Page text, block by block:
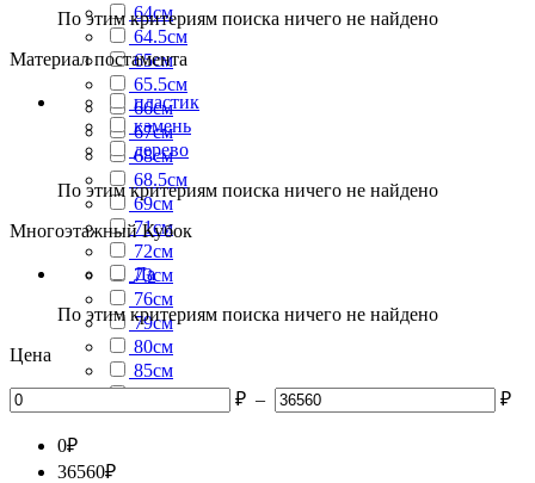
64см
64.5см
65см
65.5см
66см
67см
68см
68.5см
69см
71см
72см
73см
76см
79см
80см
85см
87см
По этим критериям поиска ничего не найдено
Материал постамента
пластик
камень
дерево
По этим критериям поиска ничего не найдено
Многоэтажный Кубок
Да
По этим критериям поиска ничего не найдено
Цена
₽ – ₽
0₽
36560₽